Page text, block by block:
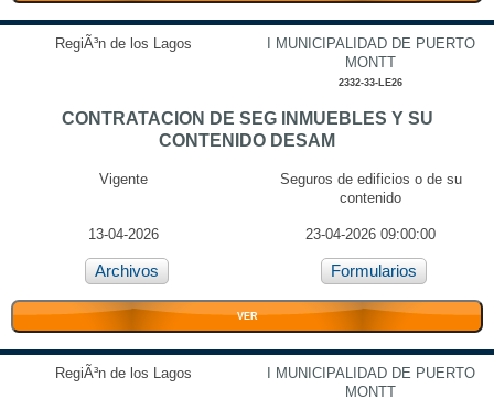
RegiÃ³n de los Lagos
I MUNICIPALIDAD DE PUERTO
MONTT
2332-33-LE26
CONTRATACION DE SEG INMUEBLES Y SU
CONTENIDO DESAM
Vigente
Seguros de edificios o de su
contenido
13-04-2026 23-04-2026 09:00:00
Archivos Formularios
VER
RegiÃ³n de los Lagos
I MUNICIPALIDAD DE PUERTO
MONTT